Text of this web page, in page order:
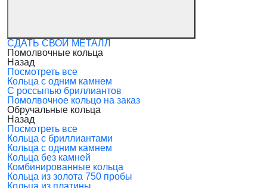
СДАТЬ СВОЙ МЕТАЛЛ
Помолвочные кольца
Назад
Посмотреть все
Кольца с одним камнем
С россыпью бриллиантов
Помолвочное кольцо на заказ
Обручальные кольца
Назад
Посмотреть все
Кольца с бриллиантами
Кольца с одним камнем
Кольца без камней
Комбинированные кольца
Кольца из золота 750 пробы
Кольца из платины